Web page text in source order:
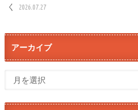
く
2026.07.27
アーカイブ